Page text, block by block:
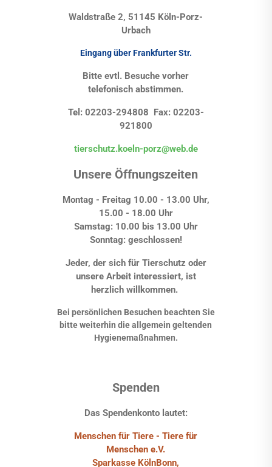
Waldstraße 2, 51145 Köln-Porz-
Urbach
Eingang über Frankfurter Str.
Bitte evtl. Besuche vorher
telefonisch abstimmen.
Tel: 02203-294808 Fax: 02203-
921800
tierschutz.koeln-porz@web.de
Unsere Öffnungszeiten
Montag - Freitag 10.00 - 13.00 Uhr,
15.00 - 18.00 Uhr
Samstag: 10.00 bis 13.00 Uhr
Sonntag: geschlossen!
Jeder, der sich für Tierschutz oder
unsere Arbeit interessiert, ist
herzlich willkommen.
Bei persönlichen Besuchen beachten Sie
bitte weiterhin die allgemein geltenden
Hygienemaßnahmen.
Spenden
Das Spendenkonto lautet:
Menschen für Tiere - Tiere für
Menschen e.V.
Sparkasse KölnBonn,